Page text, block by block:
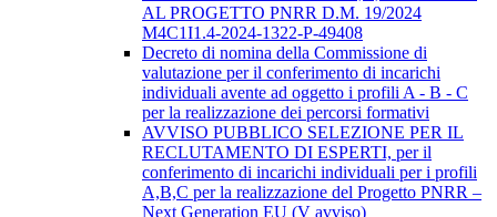
AL PROGETTO PNRR D.M. 19/2024
M4C1I1.4-2024-1322-P-49408
Decreto di nomina della Commissione di
valutazione per il conferimento di incarichi
individuali avente ad oggetto i profili A - B - C
per la realizzazione dei percorsi formativi
AVVISO PUBBLICO SELEZIONE PER IL
RECLUTAMENTO DI ESPERTI, per il
conferimento di incarichi individuali per i profili
A,B,C per la realizzazione del Progetto PNRR –
Next Generation EU (V avviso)